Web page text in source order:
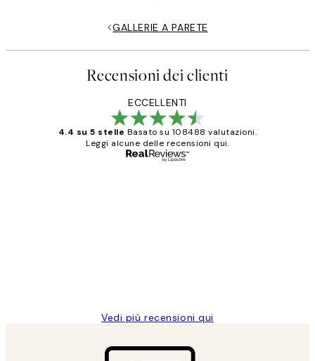
GALLERIE A PARETE
Recensioni dei clienti
ECCELLENTI
4.4 su 5 stelle Basato su 108488 valutazioni.
Leggi alcune delle recensioni qui.
Vedi più recensioni qui